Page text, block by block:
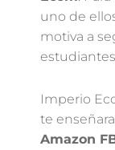
uno de
motiva a
Imperio
te
Amazon